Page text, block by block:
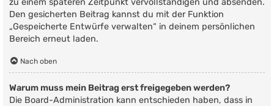
zu einem späteren Zeitpunkt vervollständigen und absenden.
Den gesicherten Beitrag kannst du mit der Funktion
„Gespeicherte Entwürfe verwalten“ in deinem persönlichen
Bereich erneut laden.
Nach oben
Warum muss mein Beitrag erst freigegeben werden?
Die Board-Administration kann entschieden haben, dass in